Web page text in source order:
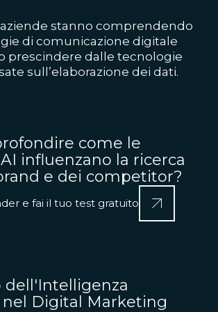
stanno comprendendo
di comunicazione digitale
prescindere dalle tecnologie
sull’elaborazione dei dati.
come le
influenzano la ricerca
e dei competitor?
e fai il tuo test gratuito
dell'Intelligenza
Digital Marketing